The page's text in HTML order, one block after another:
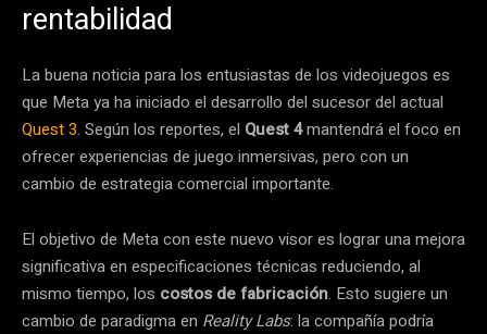
rentabilidad
La buena noticia para los entusiastas de los videojuegos es
que Meta ya ha iniciado el desarrollo del sucesor del actual
Quest 3. Según los reportes, el Quest 4mantendrá el foco en
ofrecer experiencias de juego inmersivas, pero con un
cambio de estrategia comercial importante.
El objetivo de Meta con este nuevo visor es lograr una mejora
significativa en especificaciones técnicas reduciendo, al
mismo tiempo, los costos de fabricación. Esto sugiere un
cambio de paradigma en Reality Labs: la compañía podría